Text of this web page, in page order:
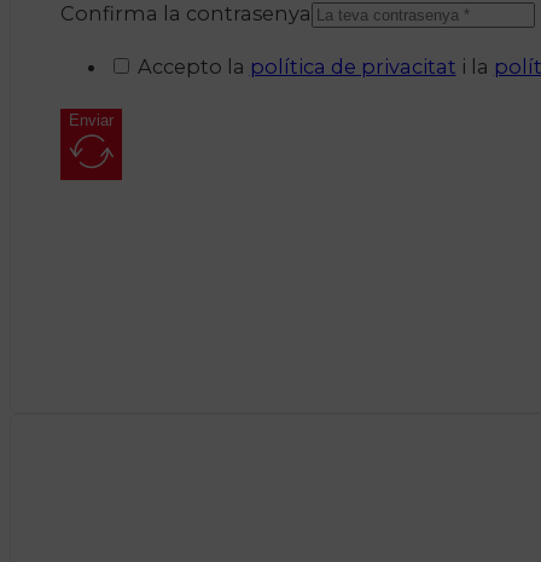
Confirma la contrasenya
Accepto la política de privacitat i la
Enviar